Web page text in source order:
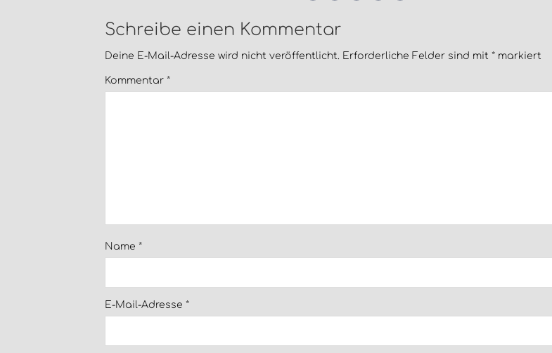
Schreibe einen Kommentar
Deine E-Mail-Adresse wird nicht veröffentlicht. Erforderliche Felder sind mit* markiert
Kommentar*
Name*
E-Mail-Adresse*